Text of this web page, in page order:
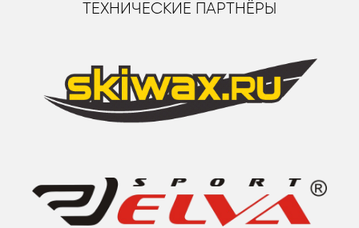
ТЕХНИЧЕСКИЕ ПАРТНЁРЫ